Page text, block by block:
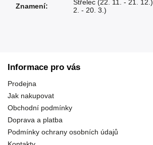
Znamení: Střelec (22. 11. - 21. 12.)
2. - 20. 3.)
Informace pro vás
Prodejna
Jak nakupovat
Obchodní podmínky
Doprava a platba
Podmínky ochrany osobních údajů